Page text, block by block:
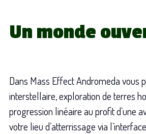
Un monde
Dans Mass Effect Andromeda vous
interstellaire, exploration de terres
progression linéaire au profit d’une
votre lieu d’atterrissage via